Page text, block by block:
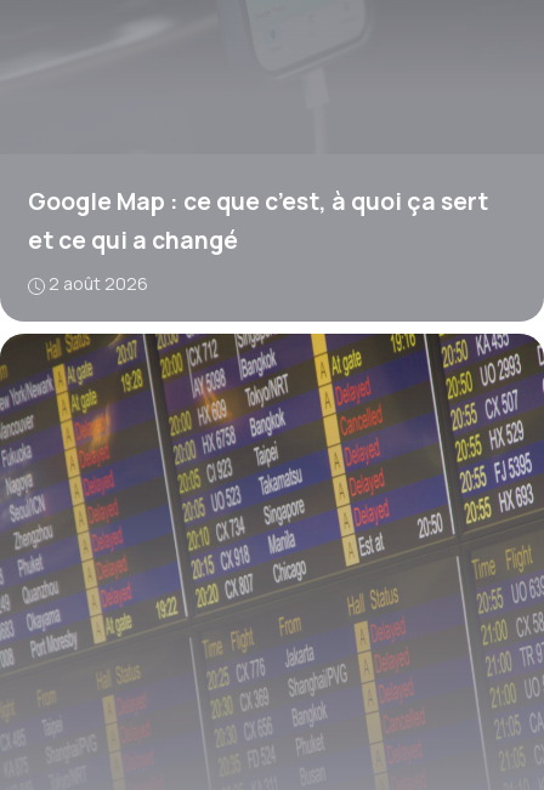
Google Map : ce que c’est, à quoi ça sert
et ce qui a changé
2 août 2026